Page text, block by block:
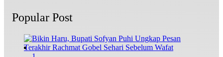
Popular Post